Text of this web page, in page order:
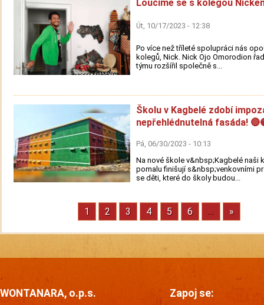
Loučíme se s kolegou
Út, 10/17/2023 - 12:38
Po více než tříleté spolupráci nás
kolegů, Nick. Nick Ojo Omorodion
týmu rozšířil společně s...
Školu v Kagbelé zdobí
nepřehlédnutelná fasáda!
Pá, 06/30/2023 - 10:13
Na nové škole v&nbsp;Kagbelé naši
pomalu finišují s&nbsp;venkovními
se děti, které do školy budou...
Stránka
1 Stránka
2 Stránka
3 Stránka
4 Stránka
5 Stránka
6 …
Next
page
»
WONTANARA, o.p.s. Zapoj se: